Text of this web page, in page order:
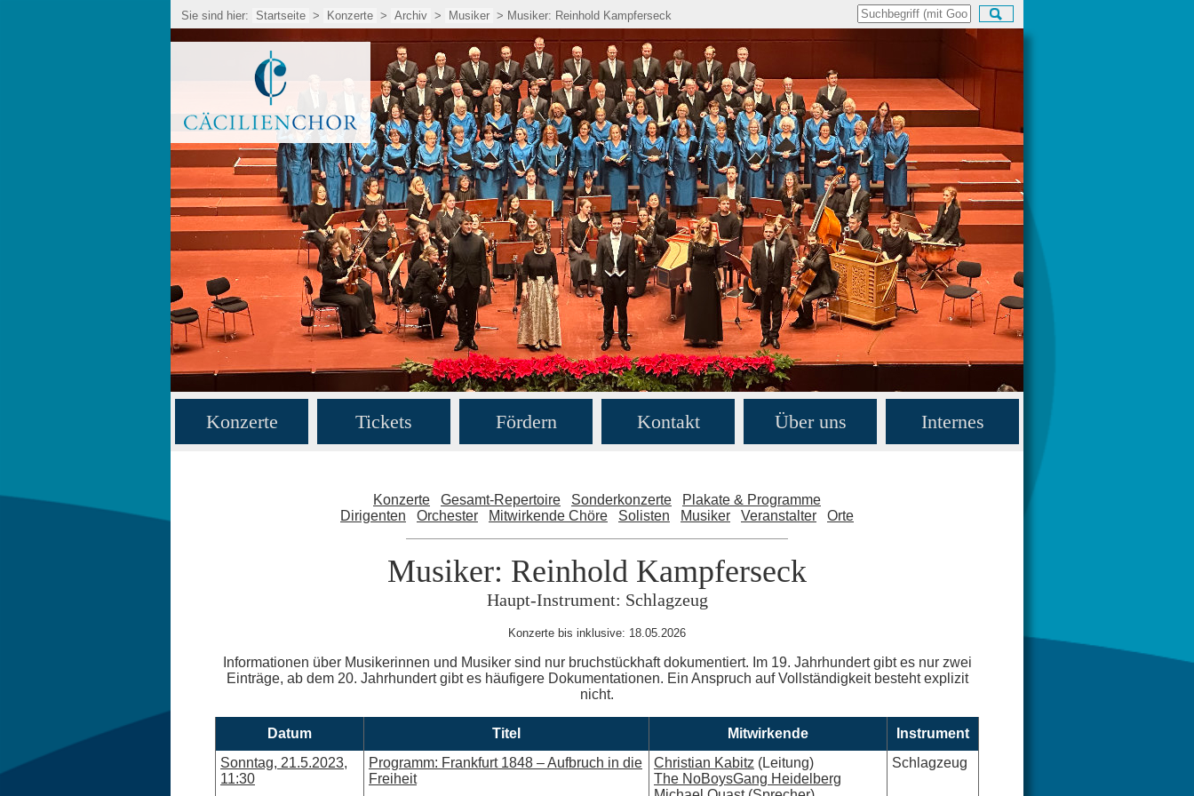
Sie sind hier: Startseite > Konzerte > Archiv > Musiker > Musiker: Reinhold Kampferseck
Konzerte Tickets Fördern Kontakt Über uns Internes
Konzerte Gesamt-Repertoire Sonderkonzerte
Plakate & Programme
Dirigenten
Orchester Mitwirkende Chöre Solisten Musiker Veranstalter Orte
Musiker: Reinhold Kampferseck
Haupt-Instrument: Schlagzeug
Konzerte bis inklusive: 18.05.2026
Informationen über Musikerinnen und Musiker sind nur bruchstückhaft dokumentiert. Im 19. Jahrhundert gibt es nur zwei
Einträge, ab dem 20. Jahrhundert gibt es häufigere Dokumentationen. Ein Anspruch auf Vollständigkeit besteht explizit
nicht.
Datum Titel Mitwirkende
Instrument
Sonntag, 21.5.2023,
11:30
Programm: Frankfurt 1848 – Aufbruch in die
Freiheit
Christian Kabitz (Leitung)
The NoBoysGang Heidelberg
Schlagzeug